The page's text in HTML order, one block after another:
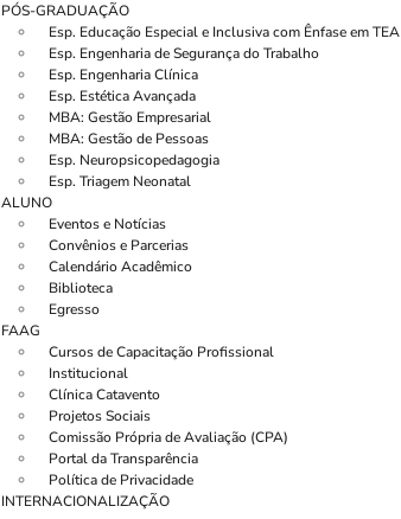
PÓS-GRADUAÇÃO
Esp. Educação Especial e Inclusiva com Ênfase em TEA
Esp. Engenharia de Segurança do Trabalho
Esp. Engenharia Clínica
Esp. Estética Avançada
MBA: Gestão Empresarial
MBA: Gestão de Pessoas
Esp. Neuropsicopedagogia
Esp. Triagem Neonatal
ALUNO
Eventos e Notícias
Convênios e Parcerias
Calendário Acadêmico
Biblioteca
Egresso
FAAG
Cursos de Capacitação Profissional
Institucional
Clínica Catavento
Projetos Sociais
Comissão Própria de Avaliação (CPA)
Portal da Transparência
Política de Privacidade
INTERNACIONALIZAÇÃO